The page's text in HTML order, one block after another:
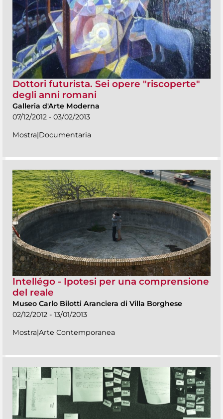
Dottori futurista. Sei opere "riscoperte"
degli anni romani
Galleria d'Arte Moderna
07/12/2012 - 03/02/2013
Mostra|Documentaria
Intellégo - Ipotesi per una comprensione
del reale
Museo Carlo Bilotti Aranciera di Villa Borghese
02/12/2012 - 13/01/2013
Mostra|Arte Contemporanea